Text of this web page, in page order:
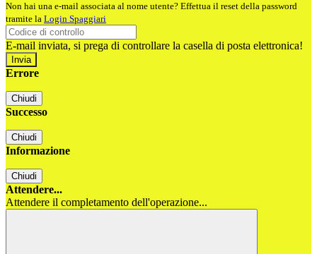
Non hai una e-mail associata al nome utente? Effettua il reset della password
tramite la Login Spaggiari
E-mail inviata, si prega di controllare la casella di posta elettronica!
Errore
Chiudi
Successo
Chiudi
Informazione
Chiudi
Attendere...
Attendere il completamento dell'operazione...